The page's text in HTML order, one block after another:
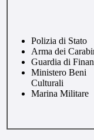
Polizia di Stato
Arma dei
Guardia di
Ministero Beni
Culturali
Marina Militare